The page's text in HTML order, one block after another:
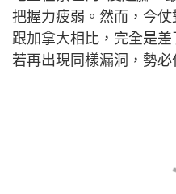
把握力疲弱。然而，今
跟加拿大相比，完全是
若再出現同樣漏洞，勢必